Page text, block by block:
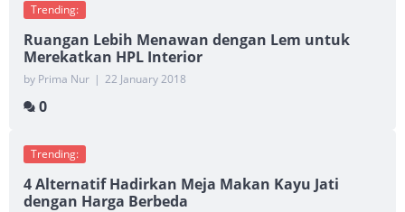
Trending:
Ruangan Lebih Menawan dengan Lem untuk
Merekatkan HPL Interior
by Prima Nur | 22 January 2018
0
Trending:
4 Alternatif Hadirkan Meja Makan Kayu Jati
dengan Harga Berbeda